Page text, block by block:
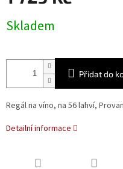
cena:
Skladem
Přidat do
Regál na víno, na 56 lahví,
Detailní informace